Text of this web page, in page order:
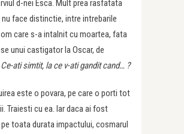
d-nei Esca. Mult prea rasfatata
nu face distinctie, intre intrebarile
care s-a intalnit cu moartea, fata
unui castigator la Oscar, de
Ce-ati simtit, la ce v-ati gandit cand… ?
este o povara, pe care o porti tot
Traiesti cu ea. Iar daca ai fost
toata durata impactului, cosmarul